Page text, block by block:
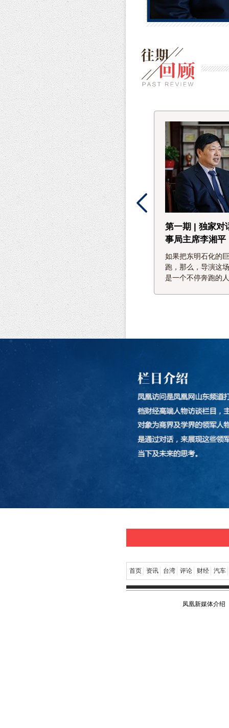
据的
来，
李湘
规划
现在，
年，随
步发
出口。
发展。
具体措
集团为
的目标
市场
油化工
升效能
第三期 | 独家对话国科控股董
事长吴乐斌
未来，我们将继续牢牢抓住创新和国
际化，把握数字技术与清洁技术两大
技术集群，持续修筑从知识海洋到资
本海洋的‘运河’……
更多>>
第一期 | 独家对
事局主席李湘平
如果把东明石化的
跑，那么，导演这
是一个不停奔跑
首页 资讯 台湾 评论 财经 汽车
凤凰新媒体介绍